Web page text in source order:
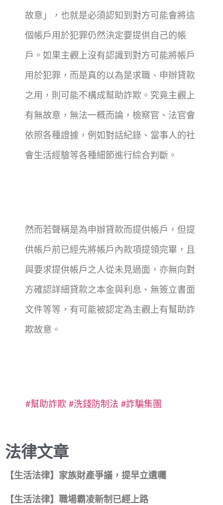
故意」，也就是必須認知到對方可能會將這
個帳戶用於犯罪仍然決定要提供自己的帳
戶。如果主觀上沒有認識到對方可能將帳戶
用於犯罪，而是真的以為是求職、申辦貸款
之用，則可能不構成幫助詐欺。究竟主觀上
有無故意，無法一概而論，檢察官、法官會
依照各種證據，例如對話紀錄、當事人的社
會生活經驗等各種細節進行綜合判斷。
然而若聲稱是為申辦貸款而提供帳戶，但提
供帳戶前已經先將帳戶內款項提領完畢，且
與要求提供帳戶之人從未見過面，亦無向對
方確認詳細貸款之本金與利息、無簽立書面
文件等等，有可能被認定為主觀上有幫助詐
欺故意。
#幫助詐欺 #洗錢防制法 #詐騙集團
法律文章
【生活法律】家族財產爭議，提早立遺囑
【生活法律】職場霸凌新制已經上路